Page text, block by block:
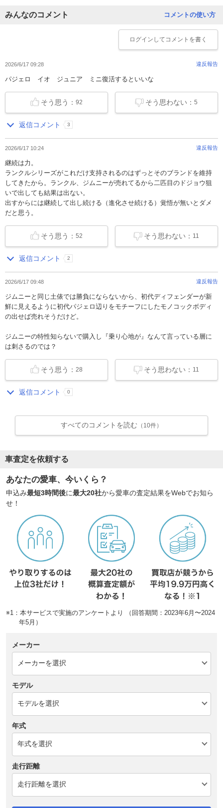
コメントの使い方
みんなのコメント
ログイン してコメントを書く
2026/6/17 09:28 違反報告
パジェロ イオ ジュニア ミニ復活するといいな
そう思わない：5
そう思う：92
返信コメント 3
2026/6/17 10:24 違反報告
継続は力。
ランクルシリーズがこれだけ支持されるのはずっとそのブランドを維持
してきたから。ランクル、ジムニーが売れてるから二匹目のドジョウ狙
いで出しても結果は出ない。
出すからには継続して出し続ける（進化させ続ける）覚悟が無いとダメ
だと思う。
そう思わない： 11
そう思う：52
返信コメント 2
2026/6/17 09:48 違反報告
ジムニーと同じ土俵では勝負にならないから、初代ディフェンダーが新
鮮に見えるように初代パジェロ辺りをモチーフにしたモノコックボディ
の出せば売れそうだけど。
ジムニーの特性知らないで購入し『乗り心地が』なんて言っている層に
は刺さるのでは？
そう思わない： 11
そう思う：28
返信コメント 0
すべてのコメントを読む （10件）
車査定を依頼する
あなたの愛車、今いくら？
申込み最短3時間後に最大20社から愛車の査定結果をWebでお知ら
せ！
※1：本サービスで実施のアンケートより （回答期間：2023年6月〜2024
年5月）
メーカー
モデル
年式
走行距離